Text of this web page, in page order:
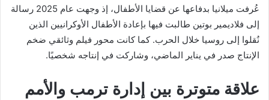
عُرفت ميلانيا بدفاعها عن قضايا الأطفال، إذ وجهت عام 2025 رسالة
إلى فلاديمير بوتين طالبت فيها بإعادة الأطفال الأوكرانيين الذين
نُقلوا إلى روسيا خلال الحرب. كما كانت محور فيلم وثائقي ضخم
الإنتاج صدر في يناير الماضي، وشاركت في إنتاجه شخصيًا.
علاقة متوترة بين إدارة ترمب والأمم